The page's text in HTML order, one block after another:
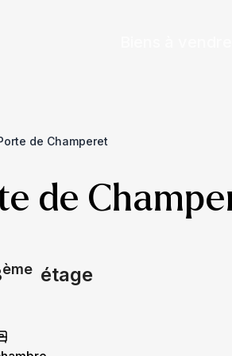
de Champeret
de
ème étage